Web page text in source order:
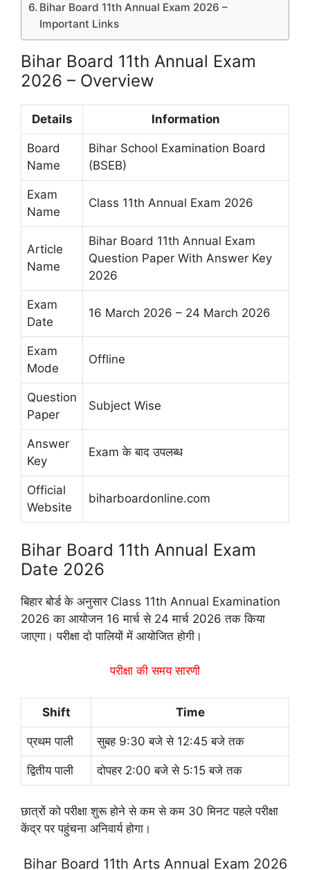
Bihar Board 11th Annual Exam 2026 –
Important Links
Bihar Board 11th Annual Exam
2026 – Overview
Details Information
Board
Name
Bihar School Examination Board
(BSEB)
Exam
Name
Class 11th Annual Exam 2026
Article
Name
Bihar Board 11th Annual Exam
Question Paper With Answer Key
2026
Exam
Date
16 March 2026 – 24 March 2026
Exam
Mode
Offline
Question
Paper
Subject Wise
Answer
Key
Exam के बाद उपलब्ध
Official
Website
biharboardonline.com
Bihar Board 11th Annual Exam
Date 2026
बिहार बोर्ड के अनुसार Class 11th Annual Examination
2026 का आयोजन 16 मार्च से 24 मार्च 2026 तक किया
जाएगा। परीक्षा दो पालियों में आयोजित होगी।
परीक्षा की समय सारणी
Shift Time
प्रथम पाली सुबह 9:30 बजे से 12:45 बजे तक
द्वितीय पाली दोपहर 2:00 बजे से 5:15 बजे तक
छात्रों को परीक्षा शुरू होने से कम से कम 30 मिनट पहले परीक्षा
केंद्र पर पहुंचना अनिवार्य होगा।
Bihar Board 11th Arts Annual Exam 2026